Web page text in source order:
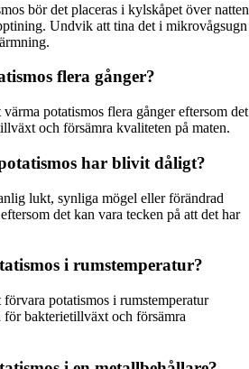
bör det placeras i kylskåpet över natten
Undvik att tina det i mikrovågsugn
flera gånger?
potatismos flera gånger eftersom det
och försämra kvaliteten på maten.
har blivit dåligt?
lukt, synliga mögel eller förändrad
det kan vara tecken på att det har
i rumstemperatur?
potatismos i rumstemperatur
för bakterietillväxt och försämra